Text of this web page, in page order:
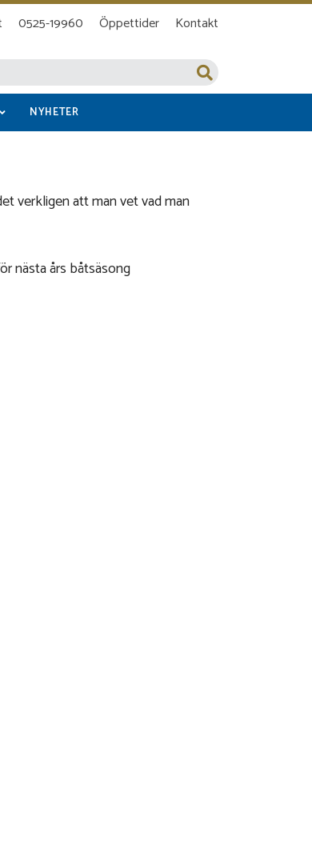
0525-19960 Öppettider Kontakt
NYHETER
verkligen att man vet vad man
nästa års båtsäsong